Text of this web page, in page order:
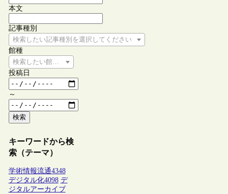
本文
記事種別
検索したい記事種別を選択してください
館種
検索したい館種を選択してください
投稿日
～
検索
キーワードから検
索（テーマ）
学術情報流通4348
デジタル化4098 デ
ジタルアーカイブ